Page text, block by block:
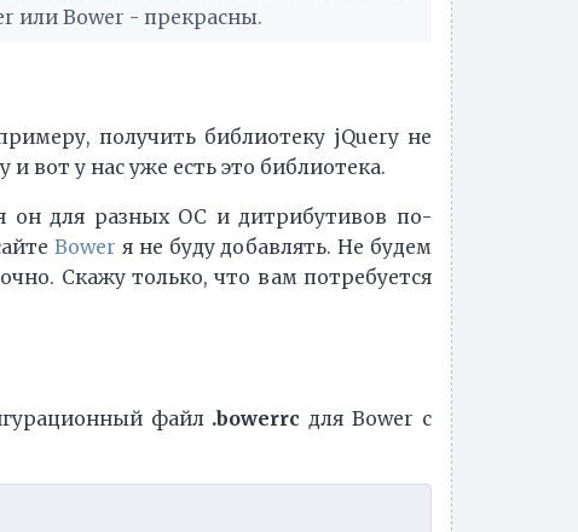
или Bower - прекрасны.
получить библиотеку jQuery не
вот у нас уже есть это библиотека.
он для разных ОС и дитрибутивов по-
Bower я не буду добавлять. Не будем
Скажу только, что вам потребуется
файл .bowerrc для Bower с